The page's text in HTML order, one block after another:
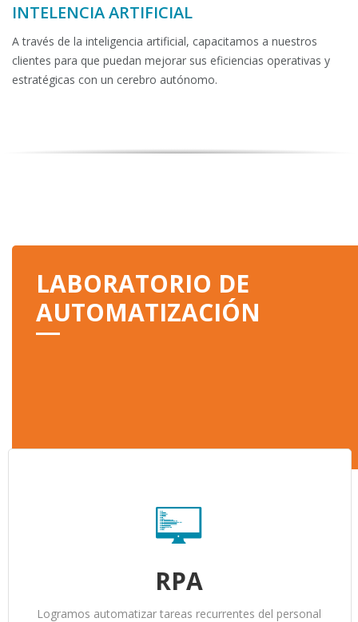
INTELENCIA ARTIFICIAL
A través de la inteligencia artificial, capacitamos a nuestros
clientes para que puedan mejorar sus eficiencias operativas y
estratégicas con un cerebro autónomo.
LABORATORIO DE
AUTOMATIZACIÓN
RPA
Logramos automatizar tareas recurrentes del personal